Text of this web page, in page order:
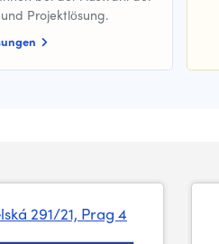
Projektlösung.
291/21, Prag 4